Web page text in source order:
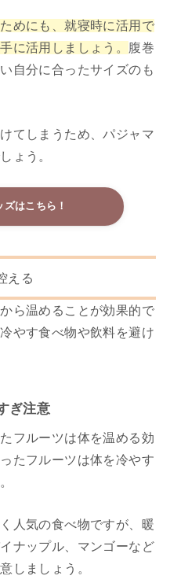
めにも、就寝時に活用で
に活用しましょう。
腹巻
自分に合ったサイズのも
てしまうため、パジャマ
ょう。
はこちら！
える
ら温めることが効果的で
やす食べ物や飲料を避け
ぎ注意
フルーツは体を温める効
たフルーツは体を冷やす
人気の食べ物ですが、暖
ナップル、マンゴーなど
しましょう。